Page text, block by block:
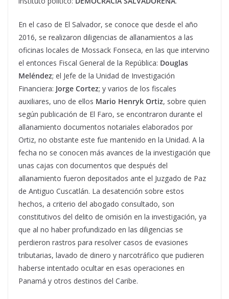
En el caso de El Salvador, se conoce que desde el año
2016, se realizaron diligencias de allanamientos a las
oficinas locales de Mossack Fonseca, en las que intervino
el entonces Fiscal General de la República: Douglas
Meléndez; el Jefe de la Unidad de Investigación
Financiera: Jorge Cortez; y varios de los fiscales
auxiliares, uno de ellos Mario Henryk Ortiz, sobre quien
según publicación de El Faro, se encontraron durante el
allanamiento documentos notariales elaborados por
Ortiz, no obstante este fue mantenido en la Unidad. A la
fecha no se conocen más avances de la investigación que
unas cajas con documentos que después del
allanamiento fueron depositados ante el Juzgado de Paz
de Antiguo Cuscatlán. La desatención sobre estos
hechos, a criterio del abogado consultado, son
constitutivos del delito de omisión en la investigación, ya
que al no haber profundizado en las diligencias se
perdieron rastros para resolver casos de evasiones
tributarias, lavado de dinero y narcotráfico que pudieren
haberse intentado ocultar en esas operaciones en
Panamá y otros destinos del Caribe.